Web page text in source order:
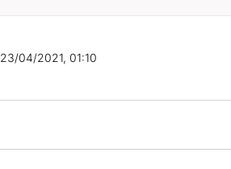
23/04/2021, 01:10